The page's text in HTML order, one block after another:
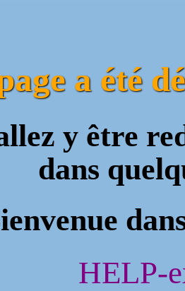
a été
y être
dans
HELP-